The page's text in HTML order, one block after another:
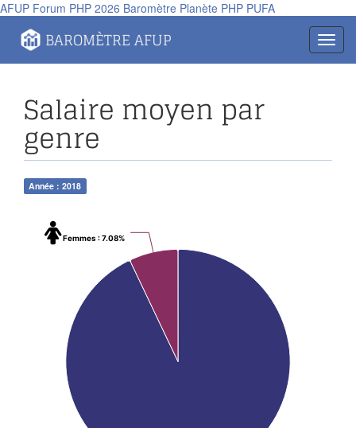
AFUP Forum PHP 2026 Baromètre Planète PHP PUFA
BAROMÈTRE AFUP
Salaire moyen par
genre
Année : 2018
Femmes : 7.08%